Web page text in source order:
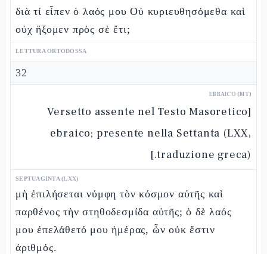
διὰ τί εἶπεν ὁ λαός μου Οὐ κυριευθησόμεθα καὶ
οὐχ ἥξομεν πρὸς σὲ ἔτι;
LETTURA ORTODOSSA
32
EBRAICO (MT)
[Versetto assente nel Testo Masoretico
ebraico; presente nella Settanta (LXX,
traduzione greca).]
SEPTUAGINTA (LXX)
μὴ ἐπιλήσεται νύμφη τὸν κόσμον αὐτῆς καὶ
παρθένος τὴν στηθοδεσμίδα αὐτῆς; ὁ δὲ λαός
μου ἐπελάθετό μου ἡμέρας, ὧν οὐκ ἔστιν
ἀριθμός.